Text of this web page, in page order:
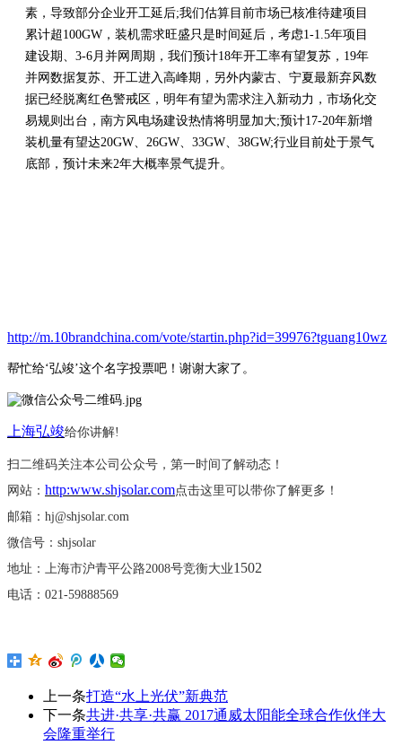
素，导致部分企业开工延后;我们估算目前市场已核准待建项目
累计超100GW，装机需求旺盛只是时间延后，考虑1-1.5年项目
建设期、3-6月并网周期，我们预计18年开工率有望复苏，19年
并网数据复苏、开工进入高峰期，另外内蒙古、宁夏最新弃风数
据已经脱离红色警戒区，明年有望为需求注入新动力，市场化交
易规则出台，南方风电场建设热情将明显加大;预计17-20年新增
装机量有望达20GW、26GW、33GW、38GW;行业目前处于景气
底部，预计未来2年大概率景气提升。
http://m.10brandchina.com/vote/startin.php?id=39976?tguang10wz
帮忙给‘弘竣’这个名字投票吧！谢谢大家了。
上海弘竣给你讲解!
扫二维码关注本公司公众号，第一时间了解动态！
网站： http:www.shjsolar.com点击这里可以带你了解更多！
邮箱： hj@shjsolar.com
微信号： shjsolar
地址：上海市沪青平公路2008号竞衡大业1502
电话： 021-59888569
上一条打造“水上光伏”新典范
下一条共进·共享·共赢 2017通威太阳能全球合作伙伴大
会隆重举行